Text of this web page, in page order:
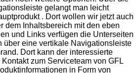
gelangt man leicht
. Dort wollen wir jetzt auch
dem Inhaltsbereich mit den eben
und Links verfügen die Unterseiten
über eine vertikale Navigationsleiste
Dort kann der interessierte
zum Serviceteam von GFL
in Form von